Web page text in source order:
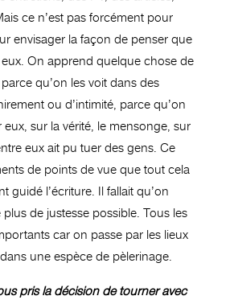
ce n’est pas forcément pour
envisager la façon de penser que
On apprend quelque chose de
qu’on les voit dans des
ou d’intimité, parce qu’on
sur la vérité, le mensonge, sur
eux ait pu tuer des gens. Ce
de points de vue que tout cela
guidé l’écriture. Il fallait qu’on
plus de justesse possible. Tous les
car on passe par les lieux
une espèce de pèlerinage.
pris la décision de tourner avec